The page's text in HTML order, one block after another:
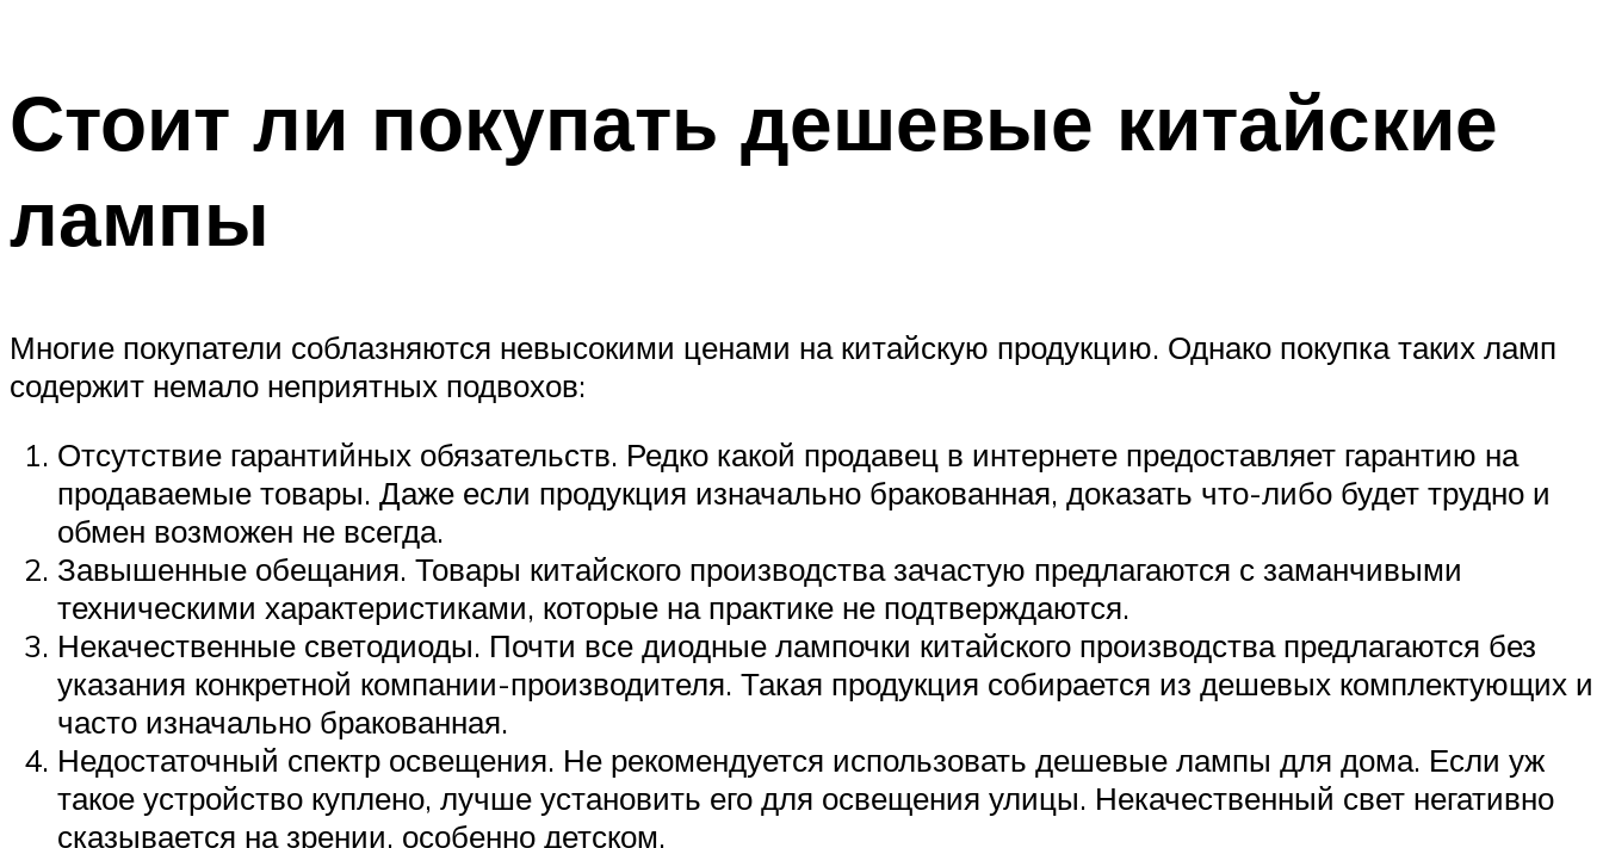
Стоит ли покупать дешевые китайские
лампы
Многие покупатели соблазняются невысокими ценами на китайскую продукцию. Однако покупка таких ламп
содержит немало неприятных подвохов:
Отсутствие гарантийных обязательств. Редко какой продавец в интернете предоставляет гарантию на
продаваемые товары. Даже если продукция изначально бракованная, доказать что-либо будет трудно и
обмен возможен не всегда.
Завышенные обещания. Товары китайского производства зачастую предлагаются с заманчивыми
техническими характеристиками, которые на практике не подтверждаются.
Некачественные светодиоды. Почти все диодные лампочки китайского производства предлагаются без
указания конкретной компании-производителя. Такая продукция собирается из дешевых комплектующих и
часто изначально бракованная.
Недостаточный спектр освещения. Не рекомендуется использовать дешевые лампы для дома. Если уж
такое устройство куплено, лучше установить его для освещения улицы. Некачественный свет негативно
сказывается на зрении, особенно детском.